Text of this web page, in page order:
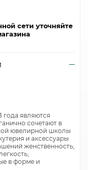
сети уточняйте
года являются
сочетают в
ювелирной школы
и аксессуары
женственность,
в форме и